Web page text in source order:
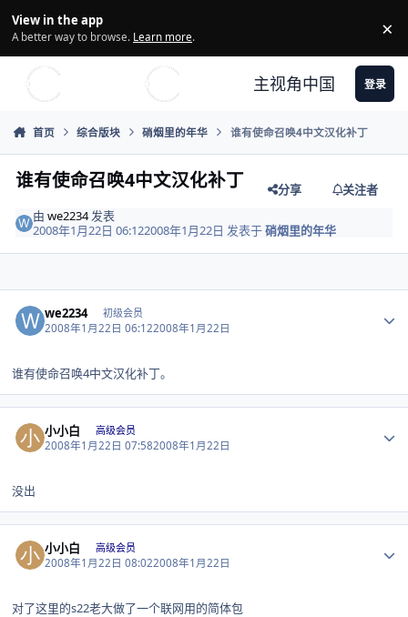
View in the app
A better way to browse. Learn more. ×
主视角中国 登录
首页 综合版块 硝烟里的年华 谁有使命召唤4中文汉化补丁
谁有使命召唤4中文汉化补丁 分享
关注者
由we2234发表
2008年1月22日 06:122008年1月22日 发表于硝烟里的年华
we2234 初级会员
2008年1月22日 06:122008年1月22日
谁有使命召唤4中文汉化补丁。
小小白 高级会员
2008年1月22日 07:582008年1月22日
没出
小小白 高级会员
2008年1月22日 08:022008年1月22日
对了这里的s22老大做了一个联网用的简体包